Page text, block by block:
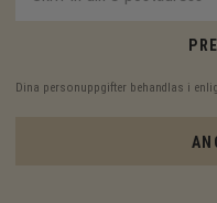
Dina personuppgifter behandlas i